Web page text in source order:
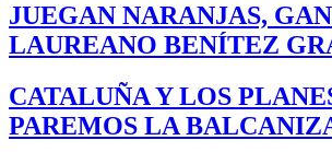
JUEGAN NARANJAS,
LAUREANO BENÍTEZ
CATALUÑA Y LOS
PAREMOS LA